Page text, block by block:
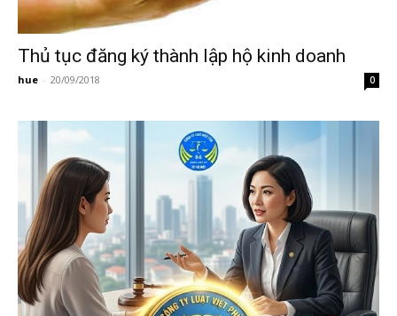
Thủ tục đăng ký thành lập hộ kinh doanh
hue - 20/09/2018 0